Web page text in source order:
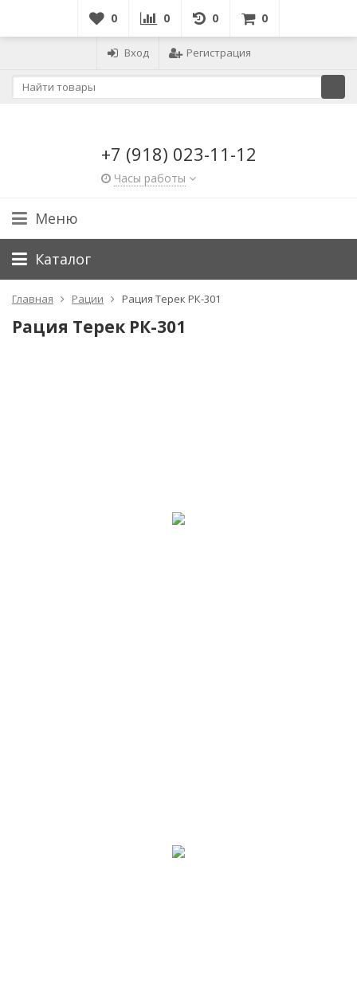
0 0 0 0
Вход Регистрация
+7 (918) 023-11-12
Часы работы
Меню
Каталог
Главная Рации Рация Терек РК-301
Рация Терек РК-301